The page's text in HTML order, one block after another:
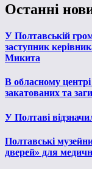
Останні
У Полтавській
заступник
Микита
В обласному
закатованих та
У Полтаві
Полтавські
дверей» для